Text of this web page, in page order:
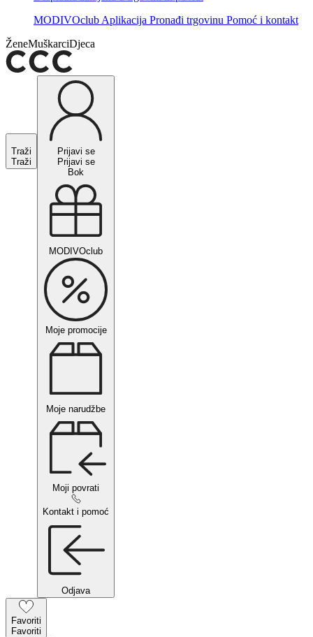
MODIVOclub Aplikacija Pronađi trgovinu Pomoć i kontakt
ŽeneMuškarciDjeca
Traži
Traži
Prijavi se
Prijavi se
Bok
MODIVOclub
Moje promocije
Moje narudžbe
Moji povrati
Kontakt i pomoć
Odjava
Favoriti
Favoriti